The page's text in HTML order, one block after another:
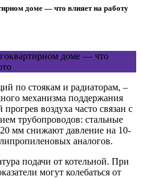
доме — что влияет на работу
по стоякам и радиаторам, –
механизма поддержания
воздуха часто связан с
трубопроводов: стальные
мм снижают давление на 10-
аналогов.
подачи от котельной. При
могут колебаться от